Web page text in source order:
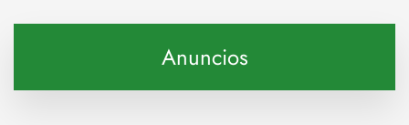
Anuncios